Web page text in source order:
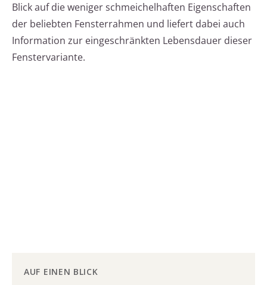
Blick auf die weniger schmeichelhaften Eigenschaften
der beliebten Fensterrahmen und liefert dabei auch
Information zur eingeschränkten Lebensdauer dieser
Fenstervariante.
AUF EINEN BLICK